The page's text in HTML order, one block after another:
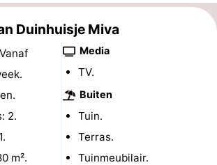
Duinhuisje Miva
week.
2.
m².
Media
TV.
Buiten
Tuin.
Terras.
Tuinmeubilair.